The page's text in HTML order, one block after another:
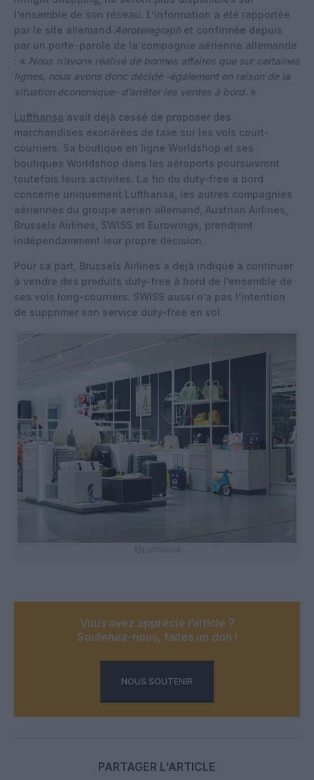
l’ensemble de son réseau. L’information a été rapportée
par le site allemand Aerotelegraph et confirmée depuis
par un porte-parole de la compagnie aérienne allemande
: « Nous n’avons réalisé de bonnes affaires que sur certaines
lignes, nous avons donc décidé -également en raison de la
situation économique- d’arrêter les ventes à bord. »
Lufthansa avait déjà cessé de proposer des
marchandises exonérées de taxe sur les vols court-
courriers. Sa boutique en ligne Worldshop et ses
boutiques Worldshop dans les aéroports poursuivront
toutefois leurs activités. La fin du duty-free à bord
concerne uniquement Lufthansa, les autres compagnies
aériennes du groupe aérien allemand, Austrian Airlines,
Brussels Airlines, SWISS et Eurowings, prendront
indépendamment leur propre décision.
Pour sa part, Brussels Airlines a déjà indiqué à continuer
à vendre des produits duty-free à bord de l’ensemble de
ses vols long-courriers. SWISS aussi n’a pas l’intention
de supprimer son service duty-free en vol.
@Lufthansa
Vous avez apprécié l’article ?
Soutenez-nous, faites un don !
NOUS SOUTENIR
PARTAGER L'ARTICLE